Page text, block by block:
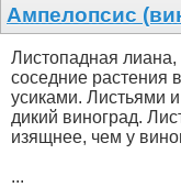
Ампелопсис
Листопадная
соседние растения
усиками. Листьями
дикий виноград.
изящнее, чем у
...